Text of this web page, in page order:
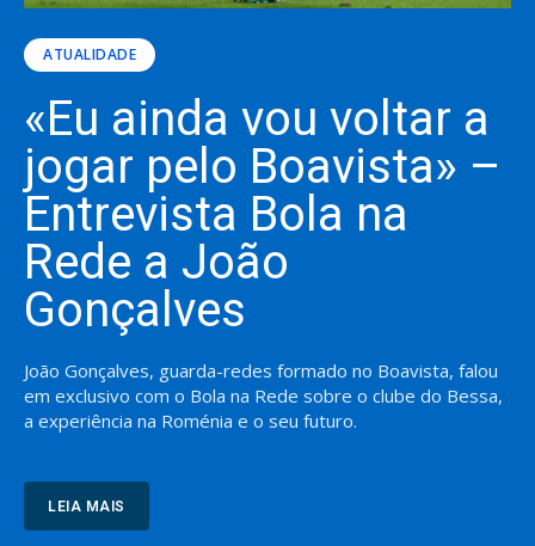
ATUALIDADE
«Eu ainda vou voltar a
jogar pelo Boavista» –
Entrevista Bola na
Rede a João
Gonçalves
João Gonçalves, guarda-redes formado no Boavista, falou
em exclusivo com o Bola na Rede sobre o clube do Bessa,
a experiência na Roménia e o seu futuro.
LEIA MAIS